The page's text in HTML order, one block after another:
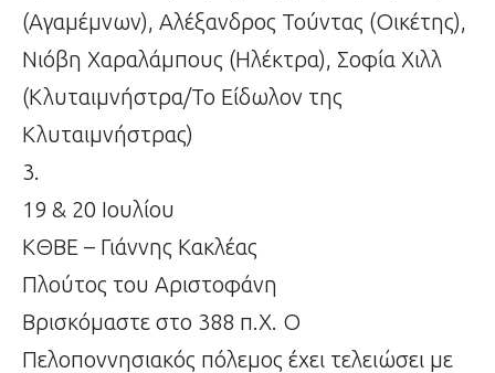
(Αγαμέμνων), Αλέξανδρος Τούντας (Οικέτης),
Νιόβη Χαραλάμπους (Ηλέκτρα), Σοφία Χιλλ
(Κλυταιμνήστρα/Το Είδωλον της
Κλυταιμνήστρας)
3.
19 & 20 Ιουλίου
ΚΘΒΕ – Γιάννης Κακλέας
Πλούτος του Αριστοφάνη
Βρισκόμαστε στο 388 π.Χ. Ο
Πελοποννησιακός πόλεμος έχει τελειώσει με